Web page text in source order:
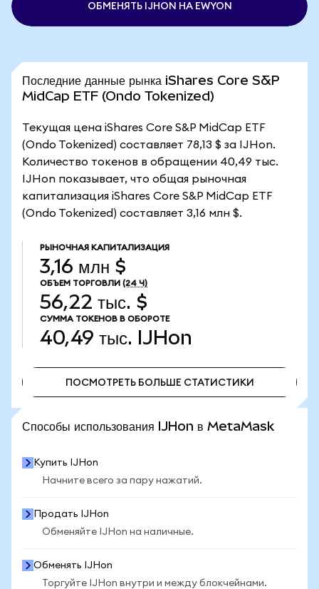
ОБМЕНЯТЬ IJHON НА EWYON
Последние данные рынка iShares Core S&P
MidCap ETF (Ondo Tokenized)
Текущая цена iShares Core S&P MidCap ETF
(Ondo Tokenized) составляет 78,13 $ за IJHon.
Количество токенов в обращении 40,49 тыс.
IJHon показывает, что общая рыночная
капитализация iShares Core S&P MidCap ETF
(Ondo Tokenized) составляет 3,16 млн $.
РЫНОЧНАЯ КАПИТАЛИЗАЦИЯ
3,16 млн $
ОБЪЕМ ТОРГОВЛИ (24 Ч)
56,22 тыс. $
СУММА ТОКЕНОВ В ОБОРОТЕ
40,49 тыс. IJHon
ПОСМОТРЕТЬ БОЛЬШЕ СТАТИСТИКИ
Способы использования IJHon в MetaMask
Купить IJHon
Начните всего за пару нажатий.
Продать IJHon
Обменяйте IJHon на наличные.
Обменять IJHon
Торгуйте IJHon внутри и между блокчейнами.